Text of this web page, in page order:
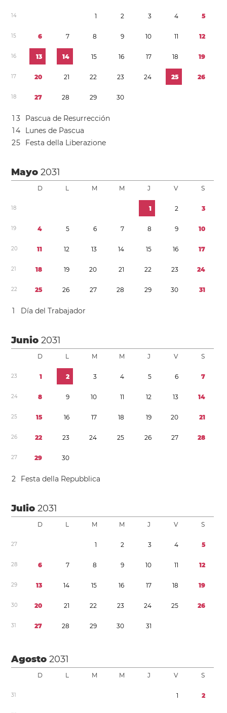
14 1 2 3 4 5
15 6 7 8 9 10 11 12
16 13 14 15 16 17 18 19
17 20 21 22 23 24 25 26
18 27 28 29 30
1 3
Pascua de Resurrección
14
Lunes de Pascua
25 Festa della Liberazione
Mayo2031
D L M M J V S
18 1 2 3
19 4 5 6 7 8 9 10
20 11 12 13 14 15 16 17
21 18 19 20 21 22 23 24
22 25 26 27 28 29 30 31
1 Día del Trabajador
Junio2031
D L M M J V S
23 1 2 3 4 5 6 7
24 8 9 10 11 12 13 14
25 15 16 17 18 19 20 21
26 22 23 24 25 26 27 28
27 29 30
2 Festa della Repubblica
Julio2031
D L M M J V S
27 1 2 3 4 5
28 6 7 8 9 10 11 12
29 13 14 15 16 17 18 19
30 20 21 22 23 24 25 26
31 27 28 29 30 31
Agosto2031
D L M M J V S
31 1 2